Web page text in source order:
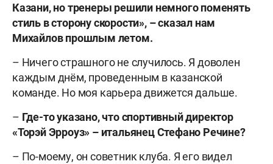
Казани, но тренеры решили немного поменять
стиль в сторону скорости», – сказал нам
Михайлов прошлым летом.
– Ничего страшного не случилось. Я доволен
каждым днём, проведенным в казанской
команде. Но моя карьера движется дальше.
– Где-то указано, что спортивный директор
«Торэй Эрроуз» – итальянец Стефано Речине?
– По-моему, он советник клуба. Я его видел